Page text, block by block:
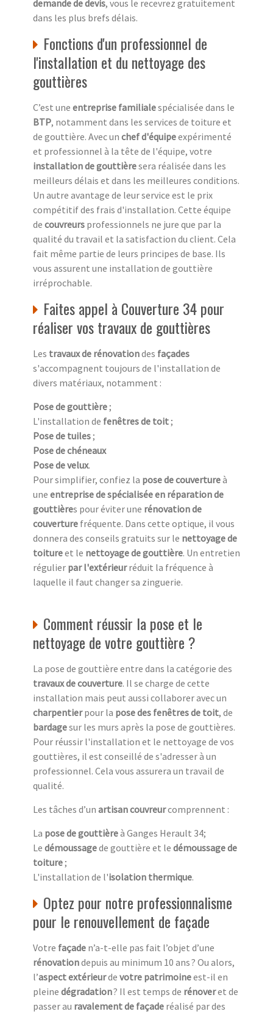
demande de devis, vous le recevrez gratuitement
dans les plus brefs délais.
Fonctions d'un professionnel de
l'installation et du nettoyage des
gouttières
C’est une entreprise familialespécialisée dans le
BTP, notamment dans les services de toiture et
de gouttière. Avec un chef d'équipeexpérimenté
et professionnel à la tête de l'équipe, votre
installation de gouttièresera réalisée dans les
meilleurs délais et dans les meilleures conditions.
Un autre avantage de leur service est le prix
compétitif des frais d'installation. Cette équipe
de couvreurs professionnels ne jure que par la
qualité du travail et la satisfaction du client. Cela
fait même partie de leurs principes de base. Ils
vous assurent une installation de gouttière
irréprochable.
Faites appel à Couverture 34 pour
réaliser vos travaux de gouttières
Les travaux de rénovationdes façades
s'accompagnent toujours de l'installation de
divers matériaux, notamment :
Pose de gouttière ;
L'installation de fenêtres de toit ;
Pose de tuiles ;
Pose de chéneaux
Pose de velux.
Pour simplifier, confiez la pose de couvertureà
une entreprise de spécialisée en réparation de
gouttières pour éviter une rénovation de
couverture fréquente. Dans cette optique, il vous
donnera des conseils gratuits sur le nettoyage de
toitureet le nettoyage de gouttière. Un entretien
régulier par l'extérieurréduit la fréquence à
laquelle il faut changer sa zinguerie.
Comment réussir la pose et le
nettoyage de votre gouttière ?
La pose de gouttière entre dans la catégorie des
travaux de couverture. Il se charge de cette
installation mais peut aussi collaborer avec un
charpentierpour la pose des fenêtres de toit, de
bardagesur les murs après la pose de gouttières.
Pour réussir l'installation et le nettoyage de vos
gouttières, il est conseillé de s'adresser à un
professionnel. Cela vous assurera un travail de
qualité.
Les tâches d’un artisan couvreurcomprennent :
La pose de gouttièreà Ganges Herault 34;
Le démoussagede gouttière et le démoussage de
toiture ;
L'installation de l'isolation thermique.
Optez pour notre professionnalisme
pour le renouvellement de façade
Votre façade n’a-t-elle pas fait l’objet d’une
rénovationdepuis au minimum 10 ans ? Ou alors,
l’aspect extérieurde votre patrimoineest-il en
pleine dégradation? Il est temps de rénoveret de
passer au ravalement de façade réalisé par des